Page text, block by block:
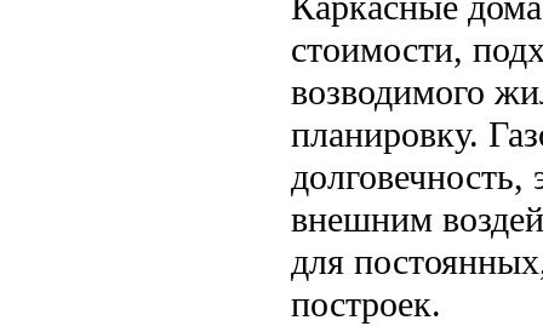
стоимости,
возводимого
планировку.
долговечность,
внешним
для
построек.